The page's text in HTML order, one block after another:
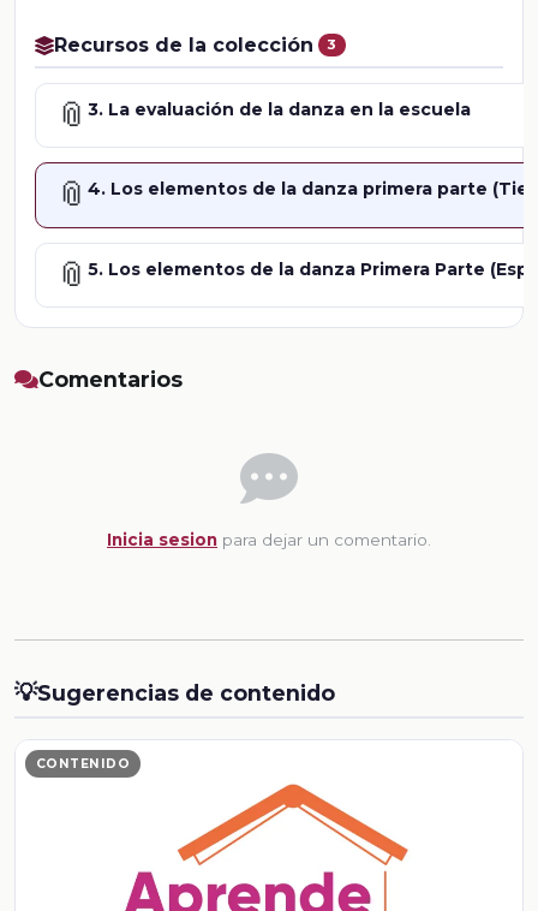
Recursos de la colección 3
📎 3. La evaluación de la danza en la escuela
📎 4. Los elementos de la danza primera parte
📎 5. Los elementos de la danza Primera Parte
Comentarios
Inicia sesion para dejar un comentario.
💡Sugerencias de contenido
CONTENIDO